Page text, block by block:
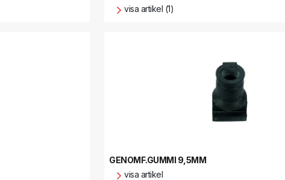
visa artikel (1)
GENOMF.GUMMI 9,5MM
visa artikel